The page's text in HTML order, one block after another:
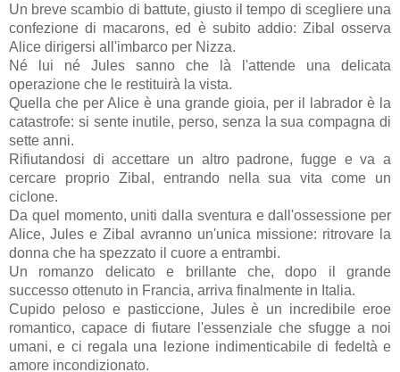
Un breve scambio di battute, giusto il tempo di scegliere una
confezione di macarons, ed è subito addio: Zibal osserva
Alice dirigersi all'imbarco per Nizza.
Né lui né Jules sanno che là l'attende una delicata
operazione che le restituirà la vista.
Quella che per Alice è una grande gioia, per il labrador è la
catastrofe: si sente inutile, perso, senza la sua compagna di
sette anni.
Rifiutandosi di accettare un altro padrone, fugge e va a
cercare proprio Zibal, entrando nella sua vita come un
ciclone.
Da quel momento, uniti dalla sventura e dall'ossessione per
Alice, Jules e Zibal avranno un'unica missione: ritrovare la
donna che ha spezzato il cuore a entrambi.
Un romanzo delicato e brillante che, dopo il grande
successo ottenuto in Francia, arriva finalmente in Italia.
Cupido peloso e pasticcione, Jules è un incredibile eroe
romantico, capace di fiutare l'essenziale che sfugge a noi
umani, e ci regala una lezione indimenticabile di fedeltà e
amore incondizionato.